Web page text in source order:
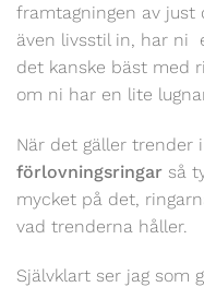
framtagningen av just
även livsstil in, har ni
det kanske bäst med
om ni har en lite
När det gäller trender i
förlovningsringar så
mycket på det,
vad trenderna håller.
Självklart ser jag som